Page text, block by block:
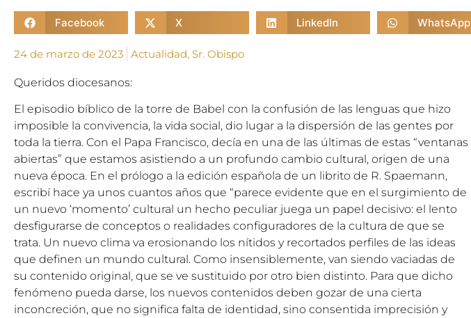
Facebook X LinkedIn WhatsApp
24 de marzo de 2023 Actualidad, Sr. Obispo
Queridos diocesanos:
El episodio bíblico de la torre de Babel con la confusión de las lenguas que hizo
imposible la convivencia, la vida social, dio lugar a la dispersión de las gentes por
toda la tierra. Con el Papa Francisco, decía en una de las últimas de estas “ventanas
abiertas” que estamos asistiendo a un profundo cambio cultural, origen de una
nueva época. En el prólogo a la edición española de un librito de R. Spaemann,
escribí hace ya unos cuantos años que “parece evidente que en el surgimiento de
un nuevo ‘momento’ cultural un hecho peculiar juega un papel decisivo: el lento
desfigurarse de conceptos o realidades configuradores de la cultura de que se
trata. Un nuevo clima va erosionando los nítidos y recortados perfiles de las ideas
que definen un mundo cultural. Como insensiblemente, van siendo vaciadas de
su contenido original, que se ve sustituido por otro bien distinto. Para que dicho
fenómeno pueda darse, los nuevos contenidos deben gozar de una cierta
inconcreción, que no significa falta de identidad, sino consentida imprecisión y